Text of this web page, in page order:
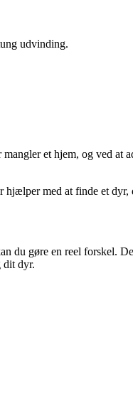
udvinding.
et hjem, og ved at
med at finde et
du gøre en reel forskel.
dit dyr.